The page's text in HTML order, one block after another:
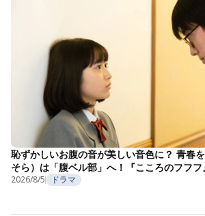
恥ずかしいお腹の音が美しい音色に？ 青春
そら）は「腹ベル部」へ！『こころのフフ
2026/8/5 ドラマ